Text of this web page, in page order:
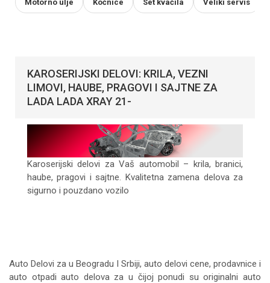
Motorno ulje Kočnice Set kvačila Veliki servis
KAROSERIJSKI DELOVI: KRILA, VEZNI
LIMOVI, HAUBE, PRAGOVI I SAJTNE ZA
LADA LADA XRAY 21-
Karoserijski delovi za Vaš automobil – krila, branici,
haube, pragovi i sajtne. Kvalitetna zamena delova za
sigurno i pouzdano vozilo
Auto Delovi za u Beogradu I Srbiji, auto delovi cene, prodavnice i
auto otpadi auto delova za u čijoj ponudi su originalni auto